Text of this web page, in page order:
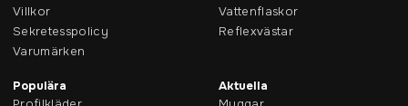
Villkor
Sekretesspolicy
Varumärken
Vattenflaskor
Reflexvästar
Populära
Aktuella